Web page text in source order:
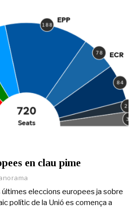
en clau pime
eleccions europees ja sobre
polític de la Unió es comença a